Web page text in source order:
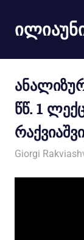
წწ. 1
03/10/2013
Giorgi